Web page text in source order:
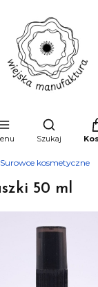
Otwórz
Szukaj
Surowce kosmetyczne
50 ml